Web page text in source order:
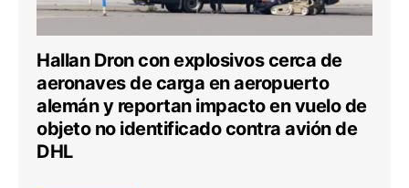
Hallan Dron con explosivos cerca de
aeronaves de carga en aeropuerto
alemán y reportan impacto en vuelo de
objeto no identificado contra avión de
DHL